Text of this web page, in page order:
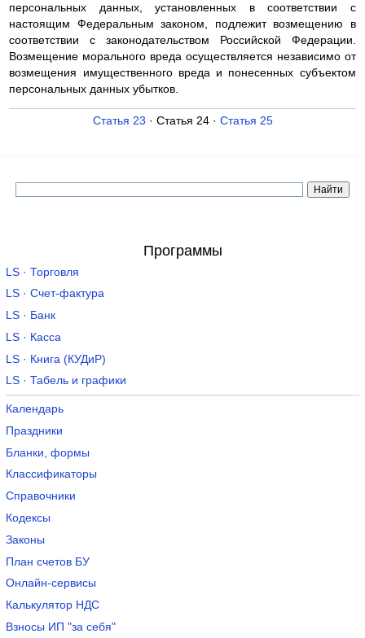
персональных данных, установленных в соответствии с
настоящим Федеральным законом, подлежит возмещению в
соответствии с законодательством Российской Федерации.
Возмещение морального вреда осуществляется независимо от
возмещения имущественного вреда и понесенных субъектом
персональных данных убытков.
Статья 23 · Статья 24 · Статья 25
Программы
LS · Торговля
LS · Счет-фактура
LS · Банк
LS · Касса
LS · Книга (КУДиР)
LS · Табель и графики
Календарь
Праздники
Бланки, формы
Классификаторы
Справочники
Кодексы
Законы
План счетов БУ
Онлайн-сервисы
Калькулятор НДС
Взносы ИП "за себя"